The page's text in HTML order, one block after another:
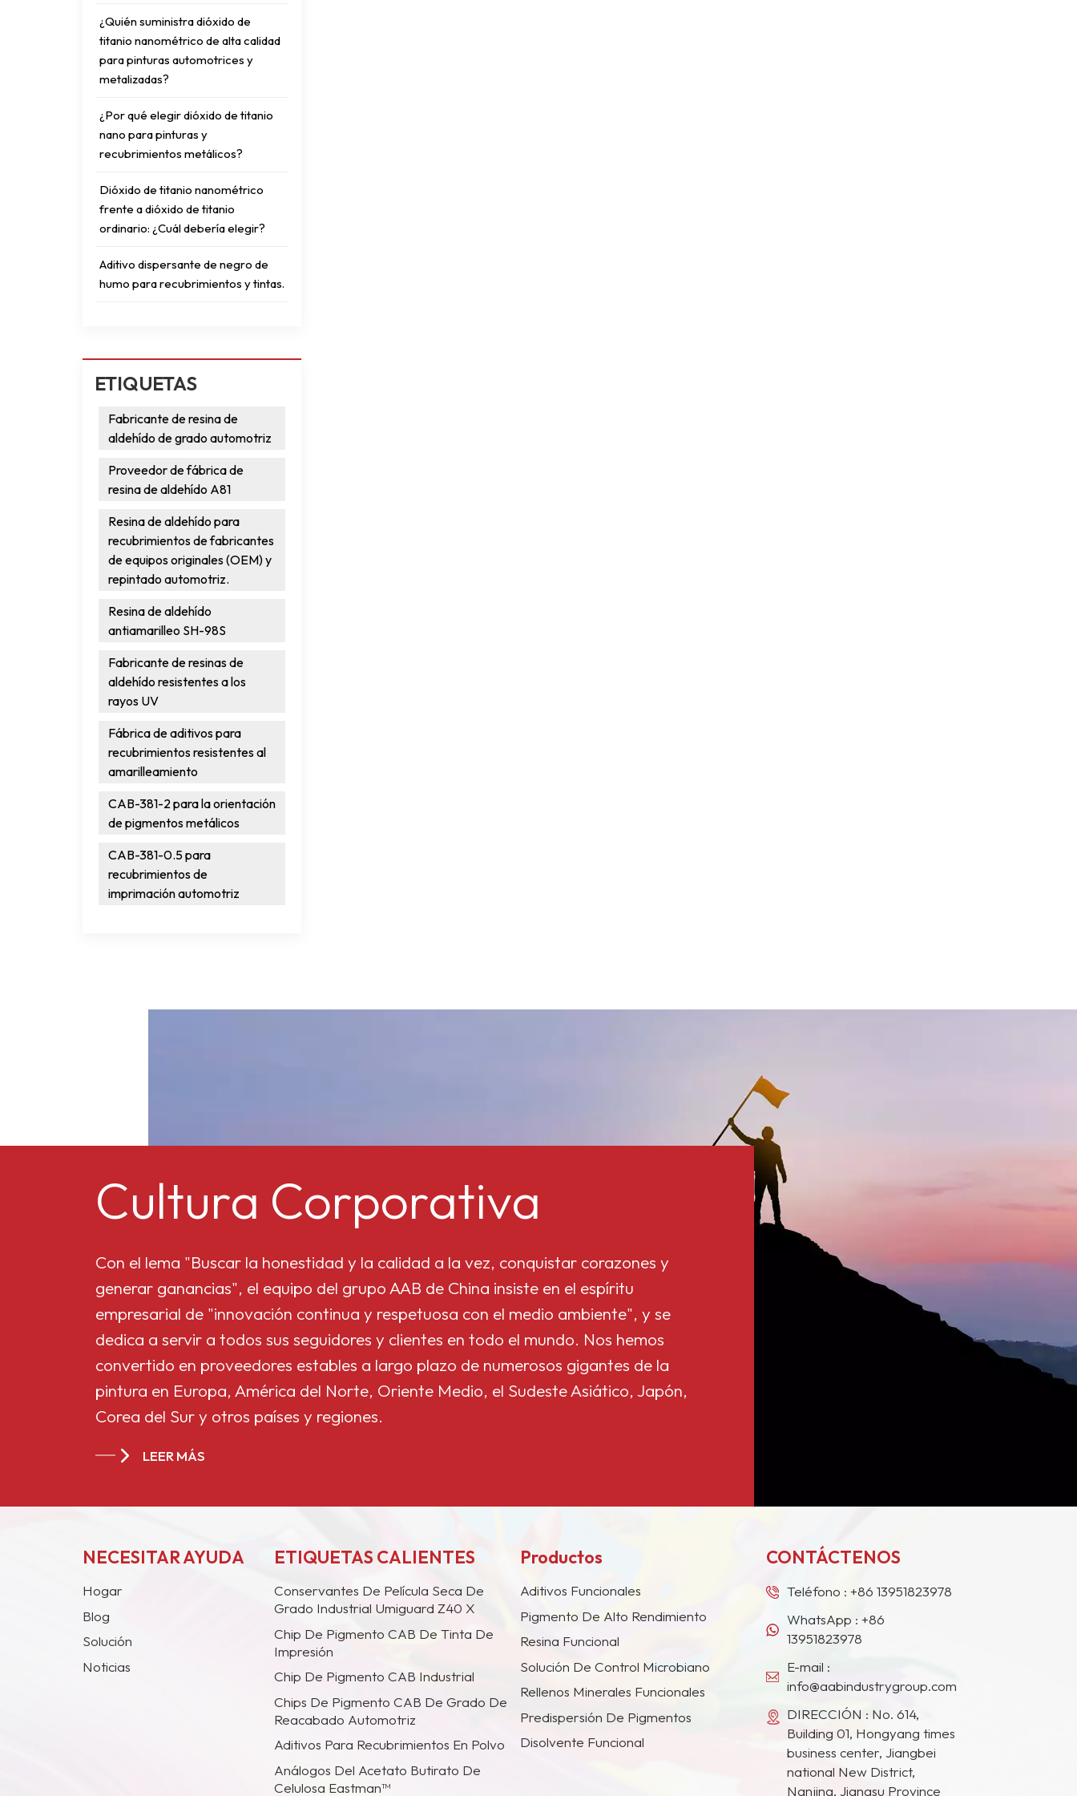
¿Quién suministra dióxido de
titanio nanométrico de alta calidad
para pinturas automotrices y
metalizadas?
¿Por qué elegir dióxido de titanio
nano para pinturas y
recubrimientos metálicos?
Dióxido de titanio nanométrico
frente a dióxido de titanio
ordinario: ¿Cuál debería elegir?
Aditivo dispersante de negro de
humo para recubrimientos y tintas.
ETIQUETAS
Fabricante de resina de
aldehído de grado automotriz
Proveedor de fábrica de
resina de aldehído A81
Resina de aldehído para
recubrimientos de fabricantes
de equipos originales (OEM) y
repintado automotriz.
Resina de aldehído
antiamarilleo SH-98S
Fabricante de resinas de
aldehído resistentes a los
rayos UV
Fábrica de aditivos para
recubrimientos resistentes al
amarilleamiento
CAB-381-2 para la orientación
de pigmentos metálicos
CAB-381-0.5 para
recubrimientos de
imprimación automotriz
Cultura Corporativa
Con el lema "Buscar la honestidad y la calidad a la vez, conquistar corazones y
generar ganancias", el equipo del grupo AAB de China insiste en el espíritu
empresarial de "innovación continua y respetuosa con el medio ambiente", y se
dedica a servir a todos sus seguidores y clientes en todo el mundo. Nos hemos
convertido en proveedores estables a largo plazo de numerosos gigantes de la
pintura en Europa, América del Norte, Oriente Medio, el Sudeste Asiático, Japón,
Corea del Sur y otros países y regiones.
LEER MÁS
NECESITAR AYUDA
Hogar
Blog
Solución
Noticias
ETIQUETAS CALIENTES
Conservantes De Película Seca De
Grado Industrial Umiguard Z40 X
Chip De Pigmento CAB De Tinta De
Impresión
Chip De Pigmento CAB Industrial
Chips De Pigmento CAB De Grado De
Reacabado Automotriz
Aditivos Para Recubrimientos En Polvo
Análogos Del Acetato Butirato De
Celulosa Eastman™
Productos
Aditivos Funcionales
Pigmento De Alto Rendimiento
Resina Funcional
Solución De Control Microbiano
Rellenos Minerales Funcionales
Predispersión De Pigmentos
Disolvente Funcional
CONTÁCTENOS
Teléfono :+86 13951823978
WhatsApp :+86
13951823978
E-mail :
info@aabindustrygroup.com
DIRECCIÓN : No. 614,
Building 01, Hongyang times
business center, Jiangbei
national New District,
Nanjing, Jiangsu Province